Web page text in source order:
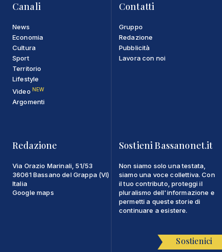
Canali
News
Economia
Cultura
Sport
Territorio
Lifestyle
Video NEW
Argomenti
Contatti
Gruppo
Redazione
Pubblicità
Lavora con noi
Redazione
Via Orazio Marinali, 51/53
36061 Bassano del Grappa (VI)
Italia
Google maps
Sostieni Bassanonet.it
Non siamo solo una testata,
siamo una voce collettiva. Con
il tuo contributo, proteggi il
pluralismo dell'informazione e
permetti a queste storie di
continuare a esistere.
Sostienici